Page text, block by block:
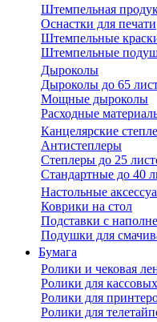
Штемпельная
Оснастки для печати
Штемпельные
Штемпельные
Дыроколы
Дыроколы до 65
Мощные дыроколы
Расходные
Канцелярские
Антистеплеры
Степлеры до 25
Стандартные до 40
Настольные
Коврики на стол
Подставки с
Подушки для
Бумага
Ролики и чековая
Ролики для
Ролики для
Ролики для